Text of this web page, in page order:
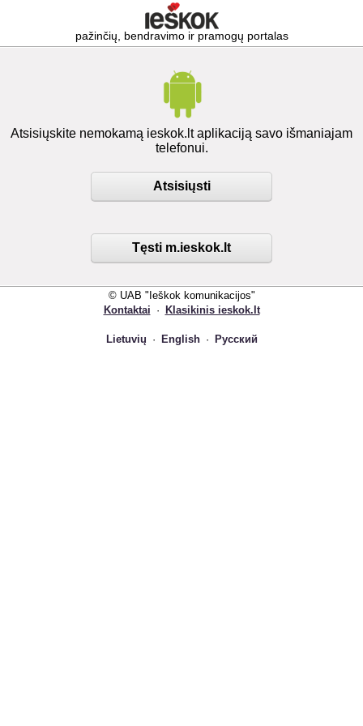
pažinčių, bendravimo ir pramogų portalas
Atsisiųskite nemokamą ieskok.lt aplikaciją savo išmaniajam
telefonui.
Atsisiųsti
Tęsti m.ieskok.lt
© UAB "Ieškok komunikacijos"
Kontaktai · Klasikinis ieskok.lt
Lietuvių · English · Русский